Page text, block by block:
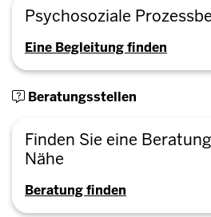
Psychosoziale
Eine Begleitung finden
Beratungsstellen
Finden Sie eine
Nähe
Beratung finden